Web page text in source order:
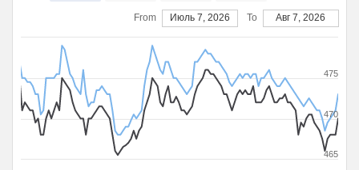
From Июль 7, 2026 To Авг 7, 2026
465
470
475